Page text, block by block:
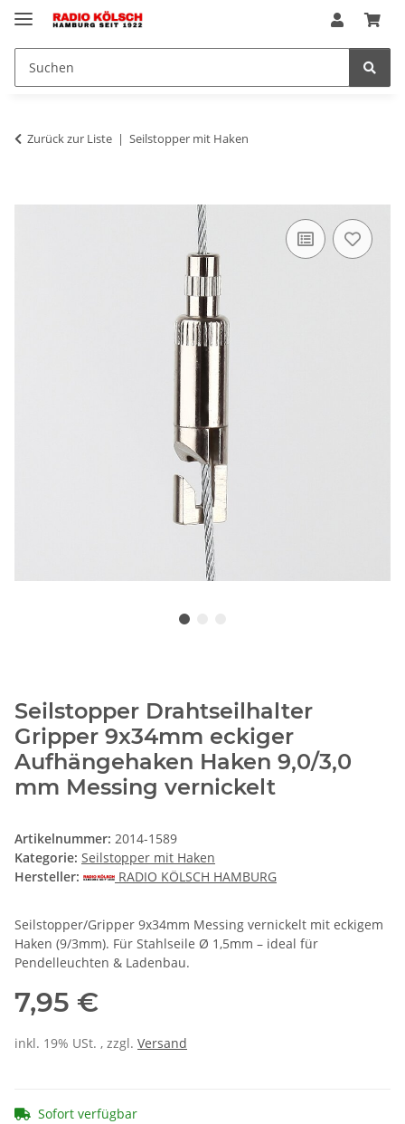
Zurück zur Liste Seilstopper mit Haken
Seilstopper Drahtseilhalter
Gripper 9x34mm eckiger
Aufhängehaken Haken 9,0/3,0
mm Messing vernickelt
Artikelnummer: 2014-1589
Kategorie: Seilstopper mit Haken
Hersteller:
RADIO KÖLSCH HAMBURG
Seilstopper/Gripper 9x34mm Messing vernickelt mit eckigem
Haken (9/3mm). Für Stahlseile Ø 1,5mm – ideal für
Pendelleuchten & Ladenbau.
7,95 €
inkl. 19% USt. , zzgl. Versand
Sofort verfügbar